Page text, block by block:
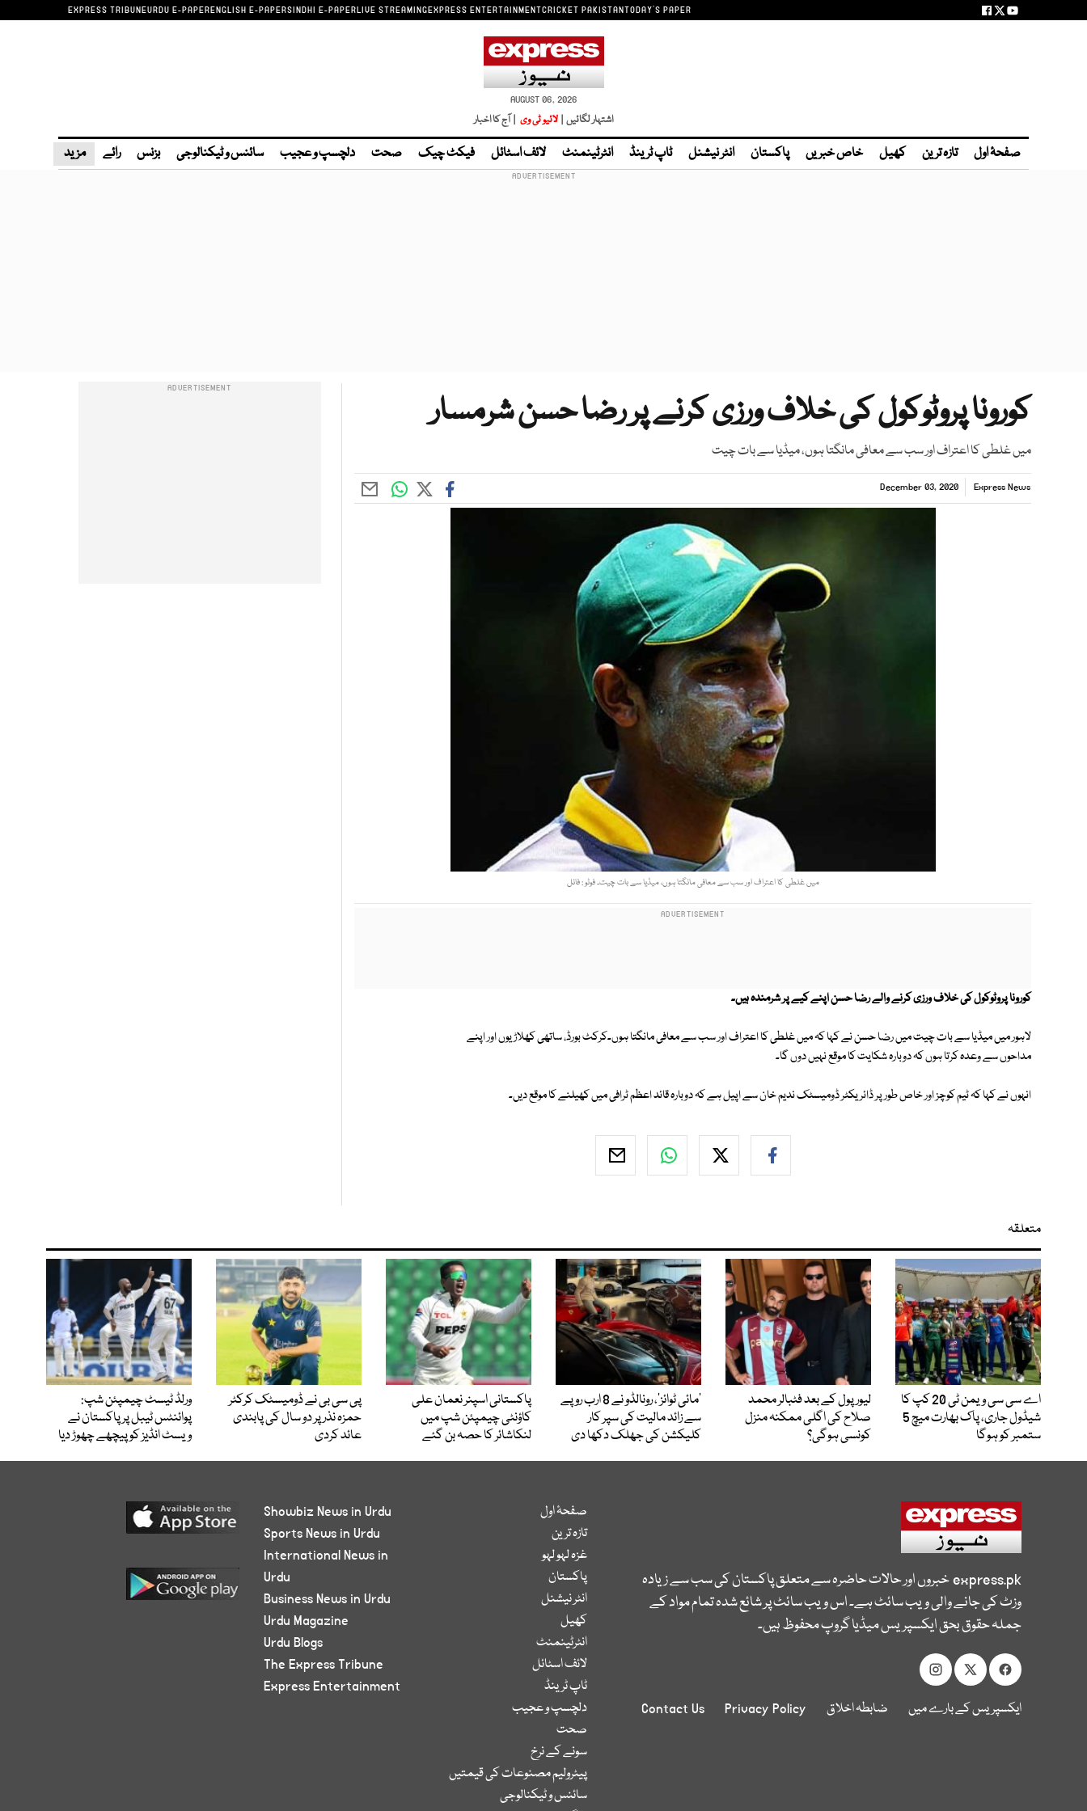
EXPRESS TRIBUNEURDU E-PAPERENGLISH E-PAPERSINDHI E-PAPERLIVE STREAMINGEXPRESS ENTERTAINMENTCRICKET PAKISTANTODAY'S PAPER
AUGUST 06, 2026
اشتہار لگائیں | لائیو ٹی وی | آج کا اخبار
صفحۂ اول تازہ ترین کھیل خاص خبریں پاکستان انٹر نیشنل ٹاپ ٹرینڈ انٹرٹینمنٹ لائف اسٹائل فیکٹ چیک صحت دلچسپ و عجیب سائنس و ٹیکنالوجی بزنس رائے مزید
کورونا پروٹوکول کی خلاف ورزی کرنے پر رضا حسن شرمسار
میں غلطی کا اعتراف اور سب سے معافی مانگتا ہوں، میڈیا سے بات چیت
Express News
December 03, 2020
میں غلطی کا اعتراف اور سب سے معافی مانگتا ہوں، میڈیا سے بات چیت۔ فوٹو : فائل
کورونا پروٹوکول کی خلاف ورزی کرنے والے رضا حسن اپنے کیے پر شرمندہ ہیں۔
لاہور میں میڈیا سے بات چیت میں رضا حسن نے کہا کہ میں غلطی کا اعتراف اور سب سے معافی مانگتا ہوں۔کرکٹ بورڈ، ساتھی کھلاڑیوں اور اپنے
مداحوں سے وعدہ کرتا ہوں کہ دوبارہ شکایت کا موقع نہیں دوں گا۔
انہوں نے کہا کہ ٹیم کوچز اور خاص طور پر ڈائریکٹر ڈومیسٹک ندیم خان سے اپیل ہے کہ دوبارہ قائد اعظم ٹرافی میں کھیلنے کا موقع دیں۔
متعلقہ
اے سی سی ویمن ٹی 20 کپ کا
شیڈول جاری، پاک بھارت میچ 5
ستمبر کو ہوگا
لیور پول کے بعد فٹبالر محمد
صلاح کی اگلی ممکنہ منزل
کونسی ہوگی؟
’مائی ٹوائز‘، رونالڈو نے 8 ارب روپے
سے زائد مالیت کی سپر کار
کلیکشن کی جھلک دکھا دی
پاکستانی اسپنر نعمان علی
کاؤنٹی چیمپئن شپ میں
لنکاشائر کا حصہ بن گئے
پی سی بی نے ڈومیسٹک کرکٹر
حمزہ نذر پر دو سال کی پابندی
عائد کردی
ورلڈ ٹیسٹ چیمپئن شپ:
پوائنٹس ٹیبل پر پاکستان نے
ویسٹ انڈیز کو پیچھے چھوڑ دیا
express.pkخبروں اور حالات حاضرہ سے متعلق پاکستان کی سب سے زیادہ
وزٹ کی جانے والی ویب سائٹ ہے۔ اس ویب سائٹ پر شائع شدہ تمام مواد کے
جملہ حقوق بحق ایکسپریس میڈیا گروپ محفوظ ہیں۔
ایکسپریس کے بارے میں ضابطہ اخلاق Privacy Policy
Contact Us
صفحۂ اول
تازہ ترین
غزہ لہو لہو
پاکستان
انٹر نیشنل
کھیل
انٹرٹینمنٹ
لائف اسٹائل
ٹاپ ٹرینڈ
دلچسپ و عجیب
صحت
سونے کے نرخ
پیٹرولیم مصنوعات کی قیمتیں
سائنس و ٹیکنالوجی
Showbiz News in Urdu
Sports News in Urdu
International News in
Urdu
Business News in Urdu
Urdu Magazine
Urdu Blogs
The Express Tribune
Express Entertainment